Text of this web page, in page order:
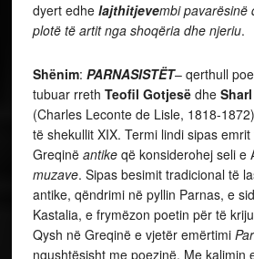
dyert edhe lajthitjevembi pavarësinë
plotë të artit nga shoqëria dhe njeriu.
Shënim: PARNASISTËT– qerthull
tubuar rreth Teofil Gotjesë dhe
(Charles Leconte de Lisle, 1818-
të shekullit XIX. Termi lindi sipas
Greqinë antikeqë konsiderohej seli e
muzave. Sipas besimit tradicional të
antike, qëndrimi në pyllin Parnas, e
Kastalia, e frymëzon poetin për të
Qysh në Greqinë e vjetër emërtimi
ngushtësisht me poezinë. Me kalimin